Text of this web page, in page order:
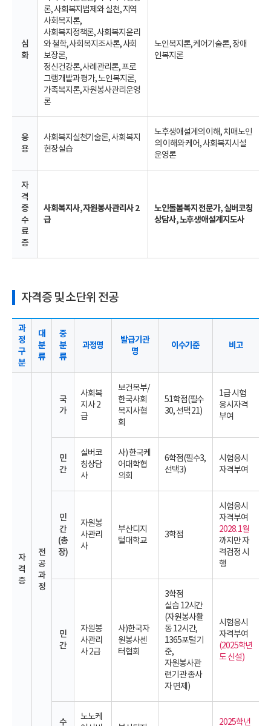
심
화
론, 사회복지법제와 실천, 지역
사회복지론,
사회복지정책론, 사회복지윤리
와 철학, 사회복지조사론, 사회
보장론,
정신건강론, 사례관리론, 프로
그램개발과 평가, 노인복지론,
가족복지론, 자원봉사관리운영
론
노인복지론, 케어기술론, 장애
인복지론
응
용
사회복지실천기술론, 사회복지
현장실습
노후생애설계의 이해, 치매노인
의 이해와 케어, 사회복지시설
운영론
자
격
증
수
료
증
사회복지사, 자원봉사관리사 2
급
노인돌봄복지 전문가, 실버코칭
상담사, 노후생애설계지도사
자격증 및 소단위 전공
과
정
구
분
대
분
류
중
분
류
과정명
발급기관
명
이수기준 비고
자
격
증
전
공
과
정
국
가
사회복
지사 2
급
보건복부/
한국사회
복지사협
회
51학점(필수
30, 선택 21)
1급 시험
응시자격
부여
민
간
실버코
칭상담
사
사) 한국케
어대학협
의회
6학점(필수3,
선택3)
시험응시
자격부여
민
간
(총
장)
자원봉
사관리
사
부산디지
털대학교
3학점
시험응시
자격부여
2028. 1월
까지만 자
격검정 시
행
민
간
자원봉
사관리
사 2급
사)한국자
원봉사센
터협회
3학점
실습 12시간
(자원봉사활
동 12시간,
1365포털 기
준,
자원봉사관
련기관 종사
자 면제)
시험응시
자격부여
(2025학년
도 신설)
수
노노케
2025학년